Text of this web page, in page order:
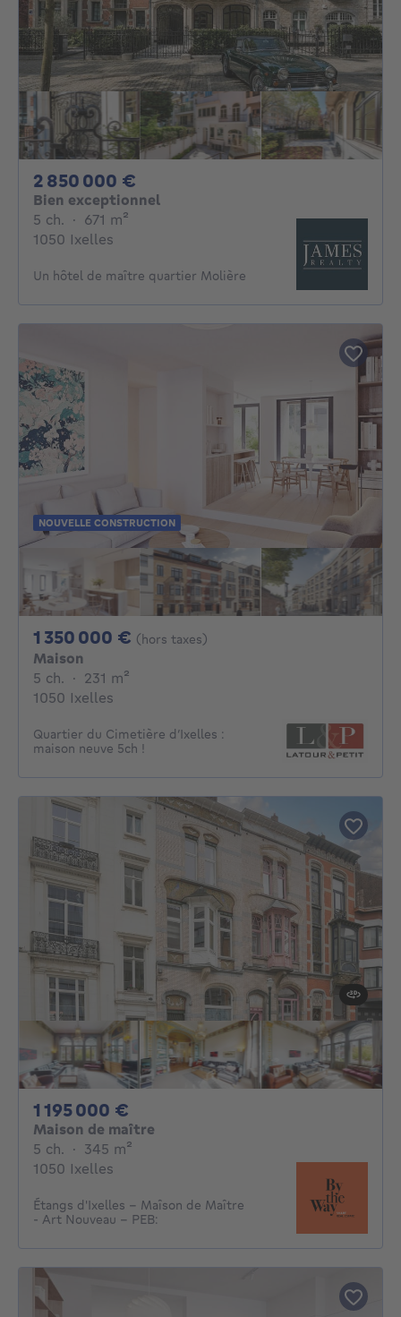
2 850 000 €
Bien exceptionnel
5 ch. 5 chambres
· 671 m²
1050 Ixelles
Un hôtel de maître quartier Molière
NOUVELLE CONSTRUCTION
1 350 000 € 1350000€
(hors taxes)
Maison
5 ch. 5 chambres
· 231 m²
1050 Ixelles
Quartier du Cimetière d’Ixelles :
maison neuve 5ch !
1 195 000 €
Maison de maître
5 ch. 5 chambres
· 345 m²
1050 Ixelles
Étangs d'Ixelles - Maîson de Maître
- Art Nouveau - PEB: